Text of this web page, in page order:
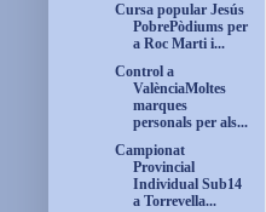
Cursa popular Jesús
PobrePòdiums per
a Roc Marti i...
Control a
ValènciaMoltes
marques
personals per als...
Campionat
Provincial
Individual Sub14
a Torrevella...